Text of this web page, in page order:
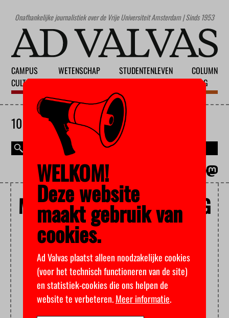
Onafhankelijke journalistiek over de Vrije Universiteit Amsterdam | Sinds 1953
CAMPUS
CULTUUR
WETENSCHAP
STUDENTENLEVEN
COLUMN
BLOG
10 AUGUSTUS 2026
MECHANICAL ENGINEERING
WELKOM!
Deze website
maakt gebruik van
cookies.
Ad Valvas plaatst alleen noodzakelijke cookies
(voor het technisch functioneren van de site)
en statistiek-cookies die ons helpen de
website te verbeteren.Meer informatie.